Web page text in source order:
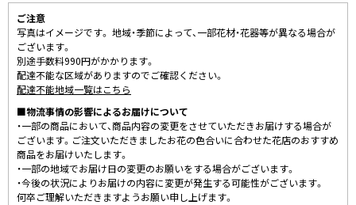
ご注意
写真はイメージです。 地域・季節によって、一部花材・花器等が異なる場合が
ございます。
別途手数料990円がかかります。
配達不能な区域がありますのでご確認ください。
配達不能地域一覧はこちら
■物流事情の影響によるお届けについて
・一部の商品において、商品内容の変更をさせていただきお届けする場合が
ございます。ご注文いただきましたお花の色合いに合わせた花店のおすすめ
商品をお届けいたします。
・一部の地域でお届け日の変更のお願いをする場合がございます。
・今後の状況によりお届けの内容に変更が発生する可能性がございます。
何卒ご理解いただきますようお願い申し上げます。